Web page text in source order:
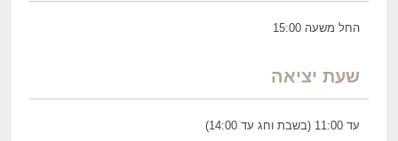
החל משעה 15:00
שעת יציאה
עד 11:00 (בשבת וחג עד 14:00)